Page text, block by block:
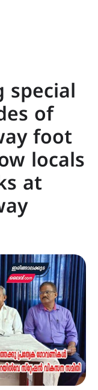
special
of
foot
locals
at